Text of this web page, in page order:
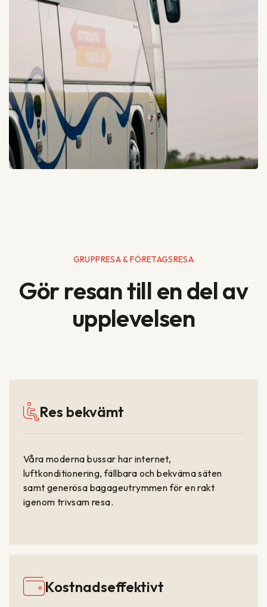
GRUPPRESA & FÖRETAGSRESA
Gör resan till en del av
upplevelsen
Res bekvämt
Våra moderna bussar har internet,
luftkonditionering, fällbara och bekväma säten
samt generösa bagageutrymmen för en rakt
igenom trivsam resa.
Kostnadseffektivt